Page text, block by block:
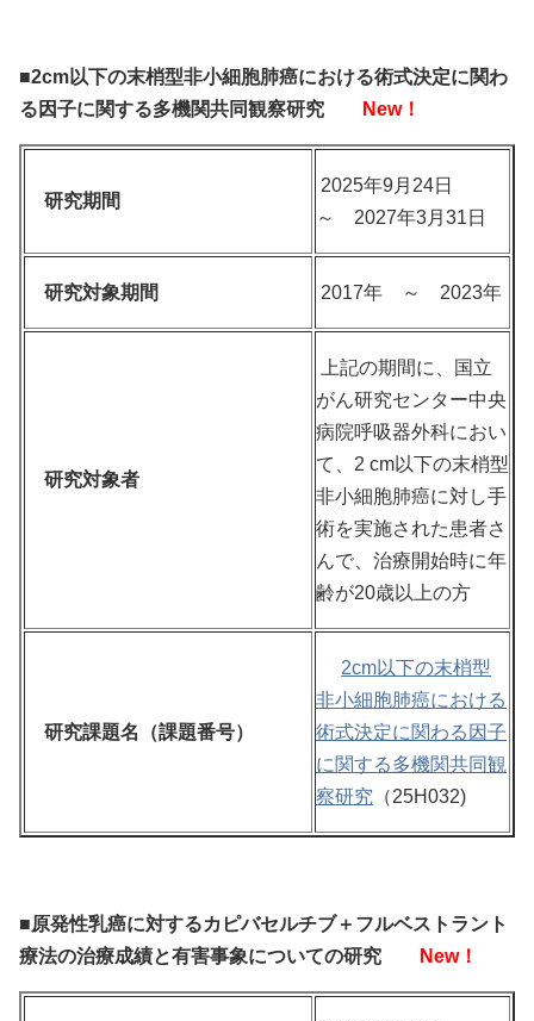
■2cm以下の末梢型非小細胞肺癌における術式決定に関わ
る因子に関する多機関共同観察研究
New！
研究期間
2025年9月24日
～ 2027年3月31日
研究対象期間 2017年 ～ 2023年
研究対象者
上記の期間に、国立
がん研究センター中央
病院呼吸器外科におい
て、2 cm以下の末梢型
非小細胞肺癌に対し手
術を実施された患者さ
んで、治療開始時に年
齢が20歳以上の方
研究課題名（課題番号）
2cm以下の末梢型
非小細胞肺癌における
術式決定に関わる因子
に関する多機関共同観
察研究 （25H032)
■原発性乳癌に対するカピバセルチブ＋フルベストラント
療法の治療成績と有害事象についての研究
New！